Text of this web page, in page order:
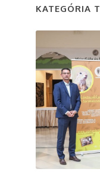
KATEGÓRIA